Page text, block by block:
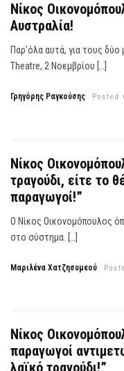
Νίκος
Αυστραλία!
Παρ'όλα αυτά, για τους
Theatre, 2 Νοεμβρίου […]
Γρηγόρης Ραγκούσης Posted
Νίκος
τραγούδι, είτε το
παραγωγοί!”
Ο Νίκος Οικονομόπουλος
στο σύστημα. […]
Μαριλένα Χατζησυμεού
Νίκος
παραγωγοί
λαϊκό τραγούδι!”